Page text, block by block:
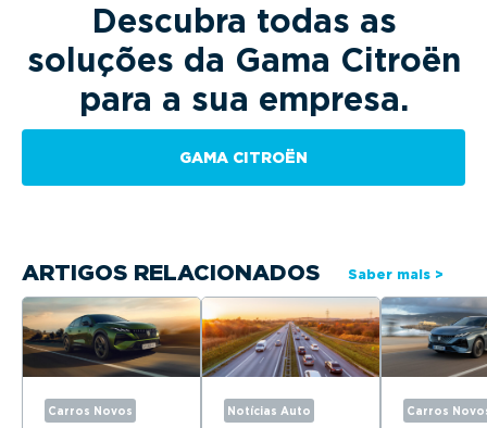
Descubra todas as
soluções da Gama Citroën
para a sua empresa.
GAMA CITROËN
ARTIGOS RELACIONADOS Saber mais >
Carros Novos Notícias Auto Carros